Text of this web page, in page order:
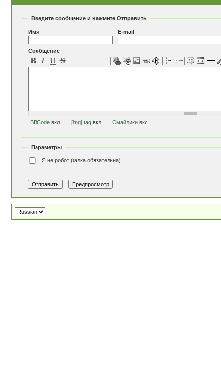
Введите сообщение и нажмите Отправить
Имя E-mail
Сообщение
BBCode вкл [img] tag вкл Смайлики вкл
Параметры
Я не робот (галка обязательна)